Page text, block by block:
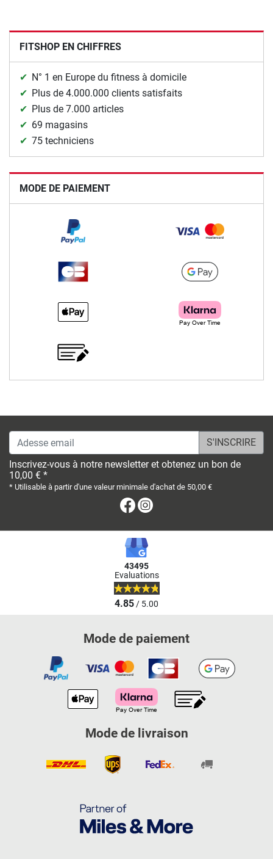
FITSHOP EN CHIFFRES
N° 1 en Europe du fitness à domicile
Plus de 4.000.000 clients satisfaits
Plus de 7.000 articles
69 magasins
75 techniciens
MODE DE PAIEMENT
Adesse email
Inscrivez-vous à notre newsletter et obtenez un bon de
10,00 € *
* Utilisable à partir d'une valeur minimale d'achat de 50,00 €
Facebook
43495
Evaluations
4.85/ 5.00
Mode de paiement
Mode de livraison